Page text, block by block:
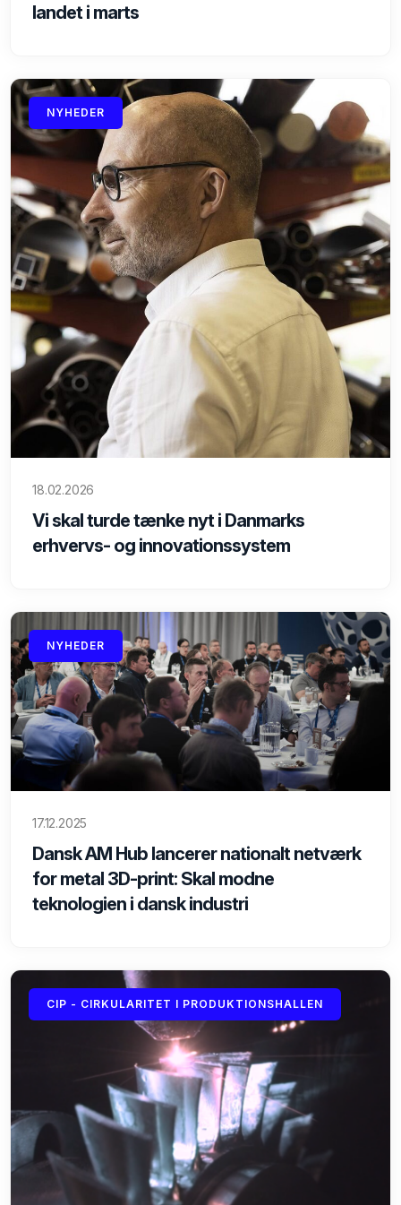
landet i marts
NYHEDER
18.02.2026
Vi skal turde tænke nyt i Danmarks
erhvervs- og innovationssystem
NYHEDER
17.12.2025
Dansk AM Hub lancerer nationalt netværk
for metal 3D-print: Skal modne
teknologien i dansk industri
CIP - CIRKULARITET I PRODUKTIONSHALLEN